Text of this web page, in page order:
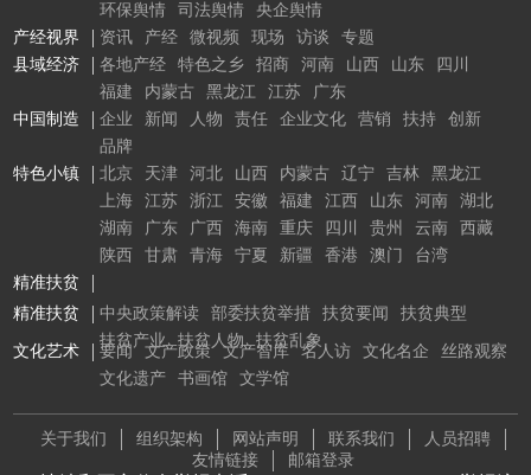
环保舆情
司法舆情
央企舆情
产经视界
资讯 产经 微视频 现场 访谈
专题
县域经济
各地产经 特色之乡 招商 河南 山西 山东
四川
福建
内蒙古 黑龙江 江苏
广东
中国制造
企业 新闻 人物 责任 企业文化 营销 扶持
创新
品牌
特色小镇
北京 天津 河北 山西 内蒙古 辽宁 吉林
黑龙江
上海
江苏 浙江 安徽 福建 江西 山东 河南
湖北
湖南
广东 广西 海南 重庆 四川 贵州 云南
西藏
陕西
甘肃 青海 宁夏 新疆 香港 澳门
台湾
精准扶贫
文化艺术 要闻 文产政策 文产智库 名人访 文化名企
丝路观察
文化遗产
书画馆 文学馆
精准扶贫 中央政策解读 部委扶贫举措 扶贫要闻
扶贫典型
扶贫产业
扶贫人物 扶贫乱象
关于我们 组织架构 网站声明 联系我们
人员招聘
友情链接
邮箱登录